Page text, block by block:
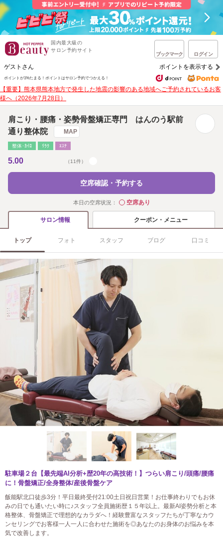
国内最大級の
サロン予約サイト
ブックマーク ログイン
ゲストさん ポイントを表示する
ポイントが1%たまる！ ポイントはサロン予約でつかえる！
【重要】熊本県熊本地方で発生した地震の影響のある地域へご予約されているお客
様へ（2026年7月28日）
肩こり・腰痛・姿勢骨盤矯正専門 はんのう駅前
通り整体院
MAP
整体･ｶｲﾛ ﾘﾗｸ ｴｽﾃ
5.00 （11件）
空席確認・予約する
本日の空席状況： ◯空席あり
サロン情報 クーポン・メニュー
トップ フォト スタッフ ブログ 口コミ
駐車場２台【最先端AI分析+歴20年の高技術！】つらい肩こり/頭痛/腰痛
に！骨盤矯正/全身整体/産後骨盤ケア
飯能駅北口徒歩3分！平日最終受付21:00土日祝日営業！お仕事終わりでもお休
みの日でも通いたい時に♪スタッフ全員施術歴１５年以上。最新AI姿勢分析と本
格整体、骨盤矯正で理想的なカラダへ！経験豊富なスタッフたちが丁寧なカウ
ンセリングでお客様一人一人に合わせた施術を◎あなたのお身体のお悩みを本
気で改善します。